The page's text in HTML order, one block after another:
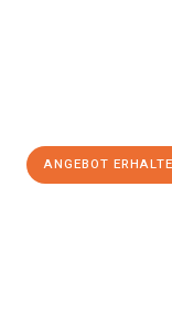
ANGEBOT